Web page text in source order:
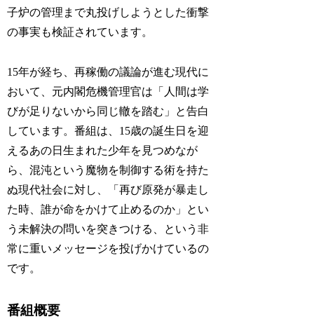
子炉の管理まで丸投げしようとした衝撃
の事実も検証されています。
15年が経ち、再稼働の議論が進む現代に
おいて、元内閣危機管理官は「人間は学
びが足りないから同じ轍を踏む」と告白
しています。番組は、15歳の誕生日を迎
えるあの日生まれた少年を見つめなが
ら、混沌という魔物を制御する術を持た
ぬ現代社会に対し、「再び原発が暴走し
た時、誰が命をかけて止めるのか」とい
う未解決の問いを突きつける、という非
常に重いメッセージを投げかけているの
です。
番組概要